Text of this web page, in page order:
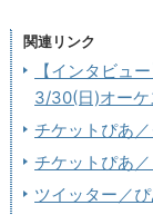
関連リンク
【インタビュ
3/30(日)オーケ
チケットぴあ
チケットぴあ
ツイッター／